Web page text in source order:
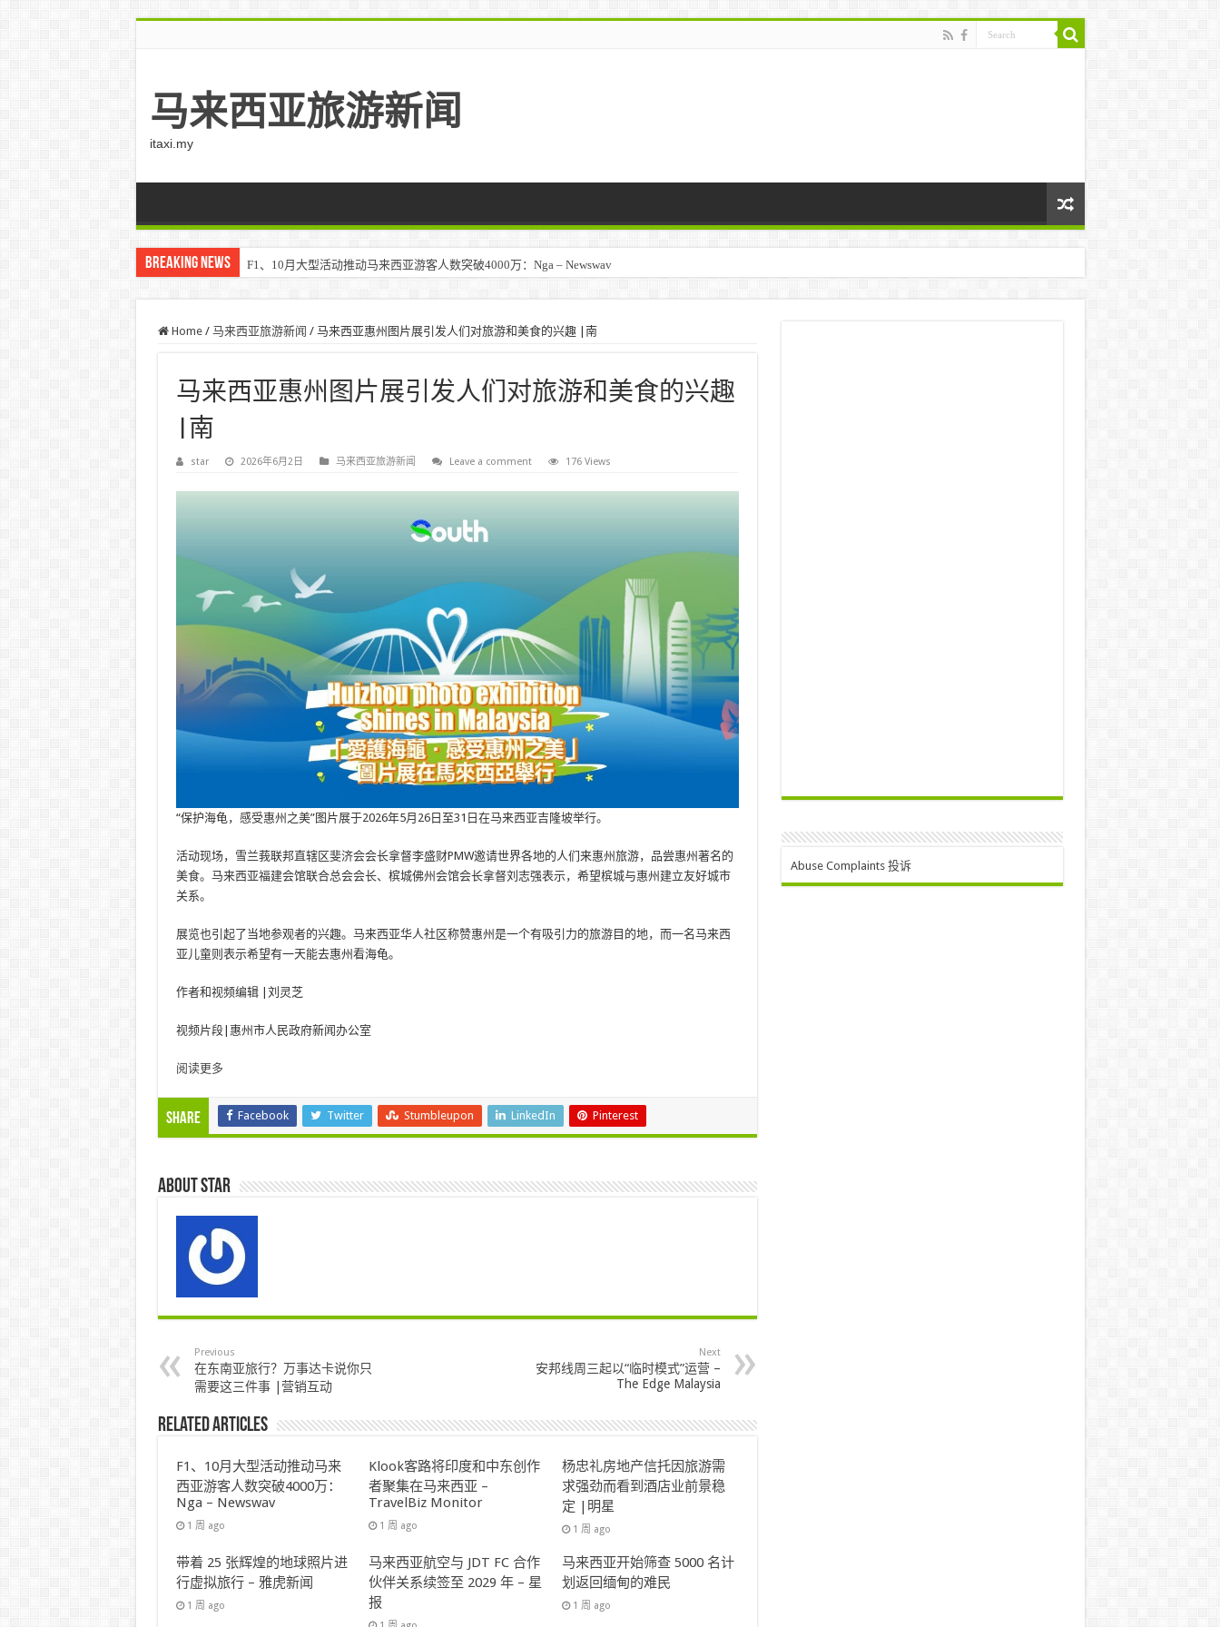
马来西亚旅游新闻
itaxi.my
Breaking News F1、10月大型活动推动马来西亚游客人数突破4000万：Nga – Newswav
Klook客路将印度和中东创作者聚集在马来西亚 – TravelBiz Monitor
Home / 马来西亚旅游新闻 / 马来西亚惠州图片展引发人们对旅游和美食的兴趣 |南
马来西亚惠州图片展引发人们对旅游和美食的兴趣
|南
star 2026年6月2日 马来西亚旅游新闻 Leave a comment 176 Views
“保护海龟，感受惠州之美”图片展于2026年5月26日至31日在马来西亚吉隆坡举行。
活动现场，雪兰莪联邦直辖区斐济会会长拿督李盛财PMW邀请世界各地的人们来惠州旅游，品尝惠州著名的
美食。马来西亚福建会馆联合总会会长、槟城佛州会馆会长拿督刘志强表示，希望槟城与惠州建立友好城市
关系。
展览也引起了当地参观者的兴趣。马来西亚华人社区称赞惠州是一个有吸引力的旅游目的地，而一名马来西
亚儿童则表示希望有一天能去惠州看海龟。
作者和视频编辑 |刘灵芝
视频片段|惠州市人民政府新闻办公室
阅读更多
Share Facebook Twitter Stumbleupon LinkedIn Pinterest
About star
Previous
在东南亚旅行？万事达卡说你只
需要这三件事 |营销互动
Next
安邦线周三起以“临时模式”运营 –
The Edge Malaysia
Related Articles
F1、10月大型活动推动马来
西亚游客人数突破4000万：
Nga – Newswav
1 周 ago
Klook客路将印度和中东创作
者聚集在马来西亚 –
TravelBiz Monitor
1 周 ago
杨忠礼房地产信托因旅游需
求强劲而看到酒店业前景稳
定 |明星
1 周 ago
带着 25 张辉煌的地球照片进
行虚拟旅行 – 雅虎新闻
1 周 ago
马来西亚航空与 JDT FC 合作
伙伴关系续签至 2029 年 – 星
报
马来西亚开始筛查 5000 名计
划返回缅甸的难民
1 周 ago
Abuse Complaints 投诉